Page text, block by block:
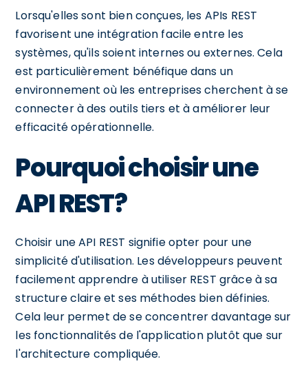
Lorsqu'elles sont bien conçues, les APIs REST
favorisent une intégration facile entre les
systèmes, qu'ils soient internes ou externes. Cela
est particulièrement bénéfique dans un
environnement où les entreprises cherchent à se
connecter à des outils tiers et à améliorer leur
efficacité opérationnelle.
Pourquoi choisir une
API REST?
Choisir une API REST signifie opter pour une
simplicité d'utilisation. Les développeurs peuvent
facilement apprendre à utiliser REST grâce à sa
structure claire et ses méthodes bien définies.
Cela leur permet de se concentrer davantage sur
les fonctionnalités de l'application plutôt que sur
l'architecture compliquée.